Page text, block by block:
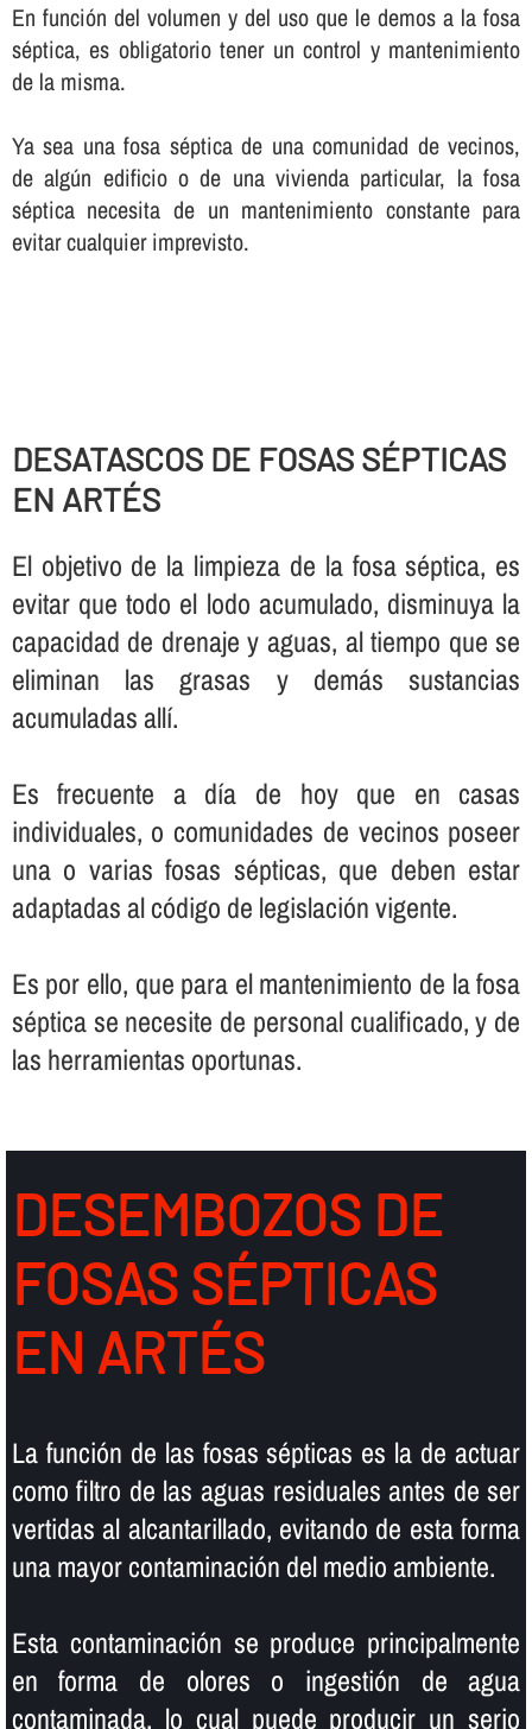
En función del volumen y del uso que le demos a la fosa
séptica, es obligatorio tener un control y mantenimiento
de la misma.
Ya sea una fosa séptica de una comunidad de vecinos,
de algún edificio o de una vivienda particular, la fosa
séptica necesita de un mantenimiento constante para
evitar cualquier imprevisto.
DESATASCOS DE FOSAS SÉPTICAS
EN ARTÉS
El objetivo de la limpieza de la fosa séptica, es
evitar que todo el lodo acumulado, disminuya la
capacidad de drenaje y aguas, al tiempo que se
eliminan las grasas y demás sustancias
acumuladas allí­.
Es frecuente a dí­a de hoy que en casas
individuales, o comunidades de vecinos poseer
una o varias fosas sépticas, que deben estar
adaptadas al código de legislación vigente.
Es por ello, que para el mantenimiento de la fosa
séptica se necesite de personal cualificado, y de
las herramientas oportunas.
DESEMBOZOS DE
FOSAS SÉPTICAS
EN ARTÉS
La función de las fosas sépticas es la de actuar
como filtro de las aguas residuales antes de ser
vertidas al alcantarillado, evitando de esta forma
una mayor contaminación del medio ambiente.
Esta contaminación se produce principalmente
en forma de olores o ingestión de agua
contaminada, lo cual puede producir un serio